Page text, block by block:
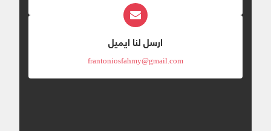
ارسل لنا ايميل
frantoniosfahmy@gmail.com